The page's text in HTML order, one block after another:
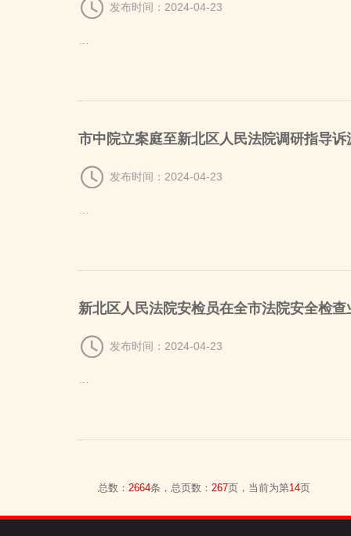
发布时间：2024-04-23
市中院立案庭至新北区人民法院调研指导诉
发布时间：2024-04-23
新北区人民法院安检员在全市法院安全检
发布时间：2024-04-23
总数： 2664条，总页数： 267页，当前为第14页